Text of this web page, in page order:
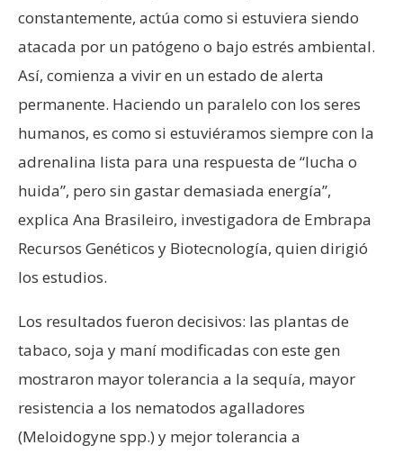
constantemente, actúa como si estuviera siendo
atacada por un patógeno o bajo estrés ambiental.
Así, comienza a vivir en un estado de alerta
permanente. Haciendo un paralelo con los seres
humanos, es como si estuviéramos siempre con la
adrenalina lista para una respuesta de “lucha o
huida”, pero sin gastar demasiada energía”,
explica Ana Brasileiro, investigadora de Embrapa
Recursos Genéticos y Biotecnología, quien dirigió
los estudios.
Los resultados fueron decisivos: las plantas de
tabaco, soja y maní modificadas con este gen
mostraron mayor tolerancia a la sequía, mayor
resistencia a los nematodos agalladores
(Meloidogyne spp.) y mejor tolerancia a